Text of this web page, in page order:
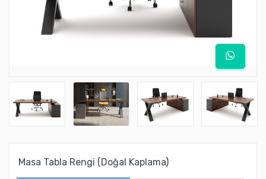
Masa Tabla Rengi (Doğal Kaplama)